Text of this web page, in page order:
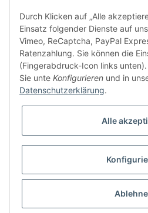
* Alle Preise inkl. gesetzlicher
Besucherzähler:
UmsetzungVlarom E-Commerce
CLEARIX JTL-Shop
Durch Klicken auf „Alle
Einsatz folgender Dienste auf
Vimeo, ReCaptcha, PayPal
Ratenzahlung. Sie können die
(Fingerabdruck-Icon links
Sie unte Konfigurieren und in
Datenschutzerklärung.
Alle